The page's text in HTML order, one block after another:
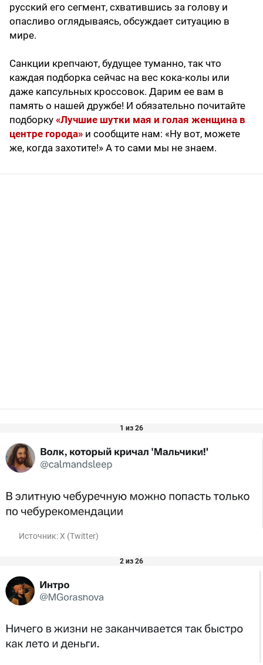
русский его сегмент, схватившись за голову и
опасливо оглядываясь, обсуждает ситуацию в
мире.
Санкции крепчают, будущее туманно, так что
каждая подборка сейчас на вес кока-колы или
даже капсульных кроссовок. Дарим ее вам в
память о нашей дружбе! И обязательно почитайте
подборку «Лучшие шутки мая и голая женщина в
центре города» и сообщите нам: «Ну вот, можете
же, когда захотите!» А то сами мы не знаем.
1 из 26
Источник:X (Twitter)
2 из 26